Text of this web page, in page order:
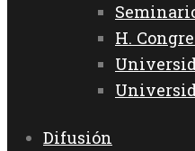
H.
Difusión